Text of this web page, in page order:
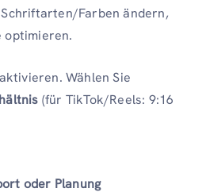
Farben ändern,
optimieren.
Wählen Sie
(für TikTok/Reels: 9:16
oder Planung